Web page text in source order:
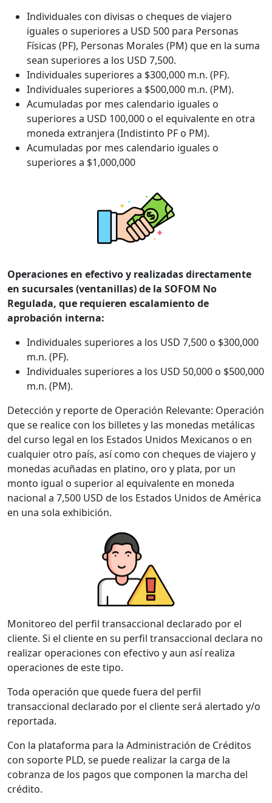
Individuales con divisas o cheques de viajero
iguales o superiores a USD 500 para Personas
Físicas (PF), Personas Morales (PM) que en la suma
sean superiores a los USD 7,500.
Individuales superiores a $300,000 m.n. (PF).
Individuales superiores a $500,000 m.n. (PM).
Acumuladas por mes calendario iguales o
superiores a USD 100,000 o el equivalente en otra
moneda extranjera (Indistinto PF o PM).
Acumuladas por mes calendario iguales o
superiores a $1,000,000
Operaciones en efectivo y realizadas directamente
en sucursales (ventanillas) de la SOFOM No
Regulada, que requieren escalamiento de
aprobación interna:
Individuales superiores a los USD 7,500 o $300,000
m.n. (PF).
Individuales superiores a los USD 50,000 o $500,000
m.n. (PM).
Detección y reporte de Operación Relevante: Operación
que se realice con los billetes y las monedas metálicas
del curso legal en los Estados Unidos Mexicanos o en
cualquier otro país, así como con cheques de viajero y
monedas acuñadas en platino, oro y plata, por un
monto igual o superior al equivalente en moneda
nacional a 7,500 USD de los Estados Unidos de América
en una sola exhibición.
Monitoreo del perfil transaccional declarado por el
cliente. Si el cliente en su perfil transaccional declara no
realizar operaciones con efectivo y aun así realiza
operaciones de este tipo.
Toda operación que quede fuera del perfil
transaccional declarado por el cliente será alertado y/o
reportada.
Con la plataforma para la Administración de Créditos
con soporte PLD, se puede realizar la carga de la
cobranza de los pagos que componen la marcha del
crédito.